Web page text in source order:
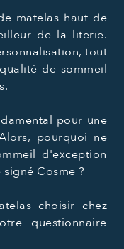
matelas haut de
de la literie.
tout
de sommeil
pour une
pourquoi ne
d'exception
Cosme ?
choisir chez
questionnaire